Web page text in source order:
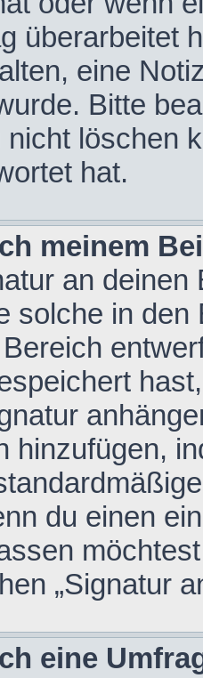
überarbeitet
eine
Bitte
nicht löschen
hat.
meinem
an
solche in den
hinzufügen,
du einen
„Signatur
eine